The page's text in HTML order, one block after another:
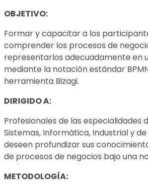
OBJETIVO:
Formar y capacitar a los
comprender los procesos de
representarlos adecuadamente en
mediante la notación estándar
herramienta Bizagi.
DIRIGIDO A:
Profesionales de las especialidades
Sistemas, Informática, Industrial y
deseen profundizar sus
de procesos de negocios bajo una
METODOLOGÍA: